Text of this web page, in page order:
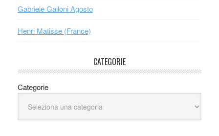
Gabriele Galloni Agosto
Henri Matisse (France)
CATEGORIE
Categorie